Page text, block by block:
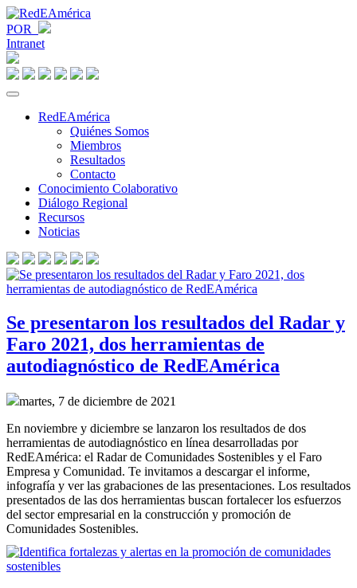
POR
Intranet
RedEAmérica
Quiénes Somos
Miembros
Resultados
Contacto
Conocimiento Colaborativo
Diálogo Regional
Recursos
Noticias
Se presentaron los resultados del Radar y
Faro 2021, dos herramientas de
autodiagnóstico de RedEAmérica
martes, 7 de diciembre de 2021
En noviembre y diciembre se lanzaron los resultados de dos
herramientas de autodiagnóstico en línea desarrolladas por
RedEAmérica: el Radar de Comunidades Sostenibles y el Faro
Empresa y Comunidad. Te invitamos a descargar el informe,
infografía y ver las grabaciones de las presentaciones. Los resultados
presentados de las dos herramientas buscan fortalecer los esfuerzos
del sector empresarial en la construcción y promoción de
Comunidades Sostenibles.